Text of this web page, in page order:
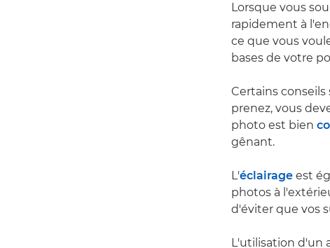
Lorsque vous
rapidement à
ce que vous
bases de votre
Certains
prenez, vous
photo est bien
gênant.
L'éclairage est
photos à
d'éviter que vos
L'utilisation d'un